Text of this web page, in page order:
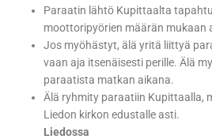
Paraatin lähtö Kupittaalta
moottoripyörien määrän mukaan
Jos myöhästyt, älä yritä liittyä
vaan aja itsenäisesti perille. Älä
paraatista matkan aikana.
Älä ryhmity paraatiin Kupittaalla,
Liedon kirkon edustalle asti.
Liedossa